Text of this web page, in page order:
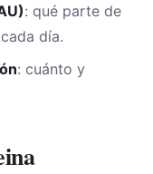
: qué parte de
día.
: cuánto y